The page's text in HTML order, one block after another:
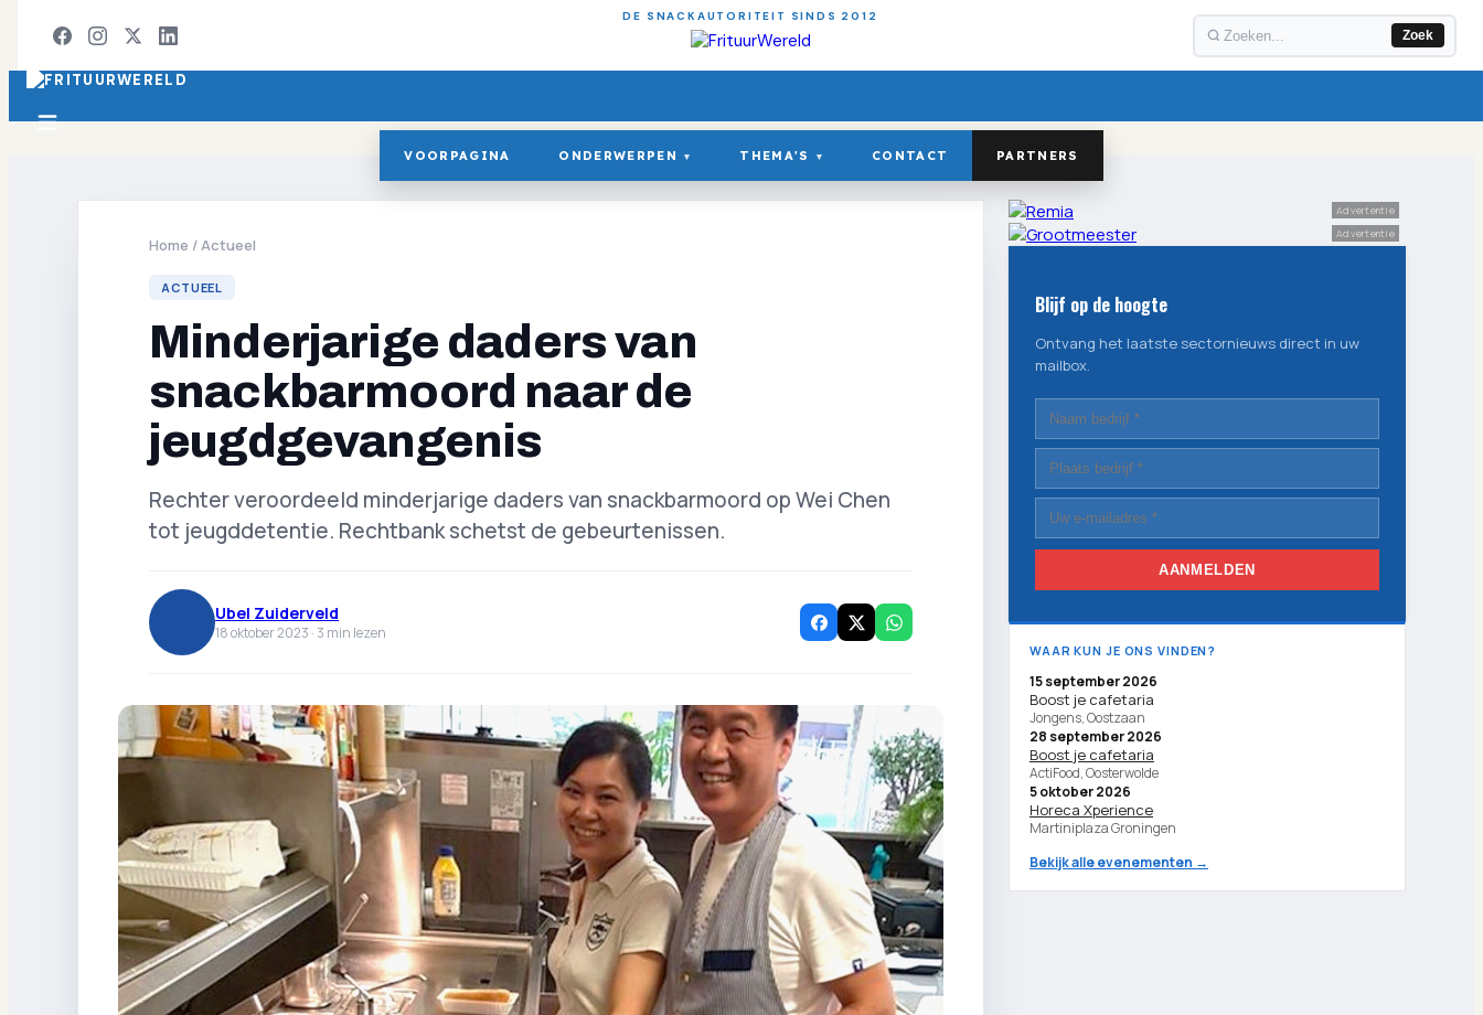
DE SNACKAUTORITEIT SINDS 2012
Zoek
VOORPAGINA ONDERWERPEN ▾ THEMA'S ▾ CONTACT PARTNERS
Home /Actueel
ACTUEEL
Minderjarige daders van
snackbarmoord naar de
jeugdgevangenis
Rechter veroordeeld minderjarige daders van snackbarmoord op Wei Chen
tot jeugddetentie. Rechtbank schetst de gebeurtenissen.
Ubel Zuiderveld
18 oktober 2023 ·3 min lezen
Advertentie
Advertentie
Blijf op de hoogte
Ontvang het laatste sectornieuws direct in uw
mailbox.
AANMELDEN
WAAR KUN JE ONS VINDEN?
15 september 2026
Boost je cafetaria
Jongens, Oostzaan
28 september 2026
Boost je cafetaria
ActiFood, Oosterwolde
5 oktober 2026
Horeca Xperience
Martiniplaza Groningen
Bekijk alle evenementen →